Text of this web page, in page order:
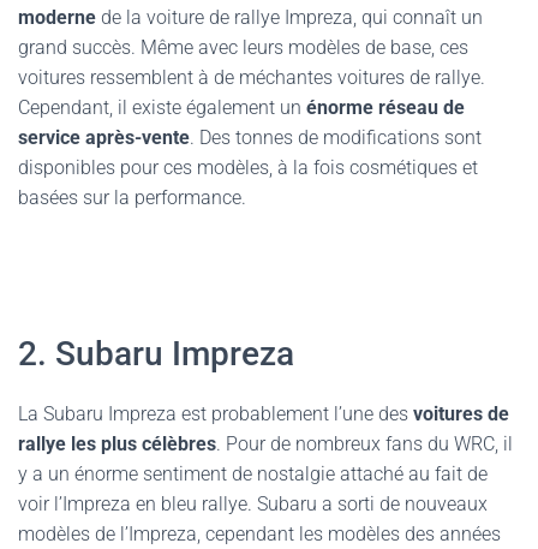
moderne de la voiture de rallye Impreza, qui connaît un
grand succès. Même avec leurs modèles de base, ces
voitures ressemblent à de méchantes voitures de rallye.
Cependant, il existe également un énorme réseau de
service après-vente. Des tonnes de modifications sont
disponibles pour ces modèles, à la fois cosmétiques et
basées sur la performance.
2. Subaru Impreza
La Subaru Impreza est probablement l’une des voitures de
rallye les plus célèbres. Pour de nombreux fans du WRC, il
y a un énorme sentiment de nostalgie attaché au fait de
voir l’Impreza en bleu rallye. Subaru a sorti de nouveaux
modèles de l’Impreza, cependant les modèles des années